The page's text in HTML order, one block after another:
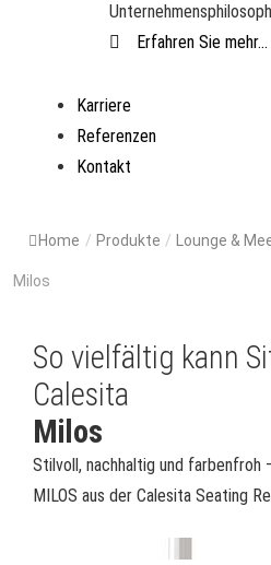
Erfahren Sie mehr...
Karriere
Referenzen
Kontakt
Home / Produkte / Lounge &
Milos
So vielfältig kann
Calesita
Milos
Stilvoll, nachhaltig und farbenfroh
MILOS aus der Calesita Seating